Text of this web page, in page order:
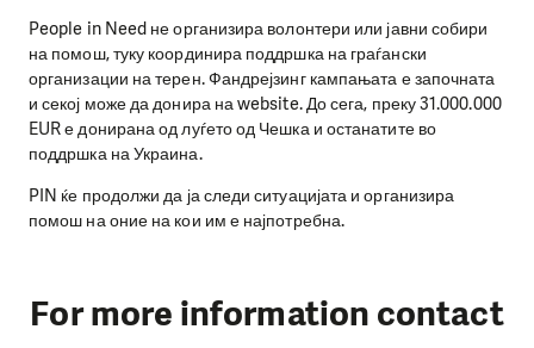
People in Need не организира волонтери или јавни собири
на помош, туку координира поддршка на граѓански
организации на терен. Фандрејзинг кампањата е започната
и секој може да донира на website. До сега, преку 31.000.000
EUR е донирана од луѓето од Чешка и останатите во
поддршка на Украина.
PIN ќе продолжи да ја следи ситуацијата и организира
помош на оние на кои им е најпотребна.
For more information contact